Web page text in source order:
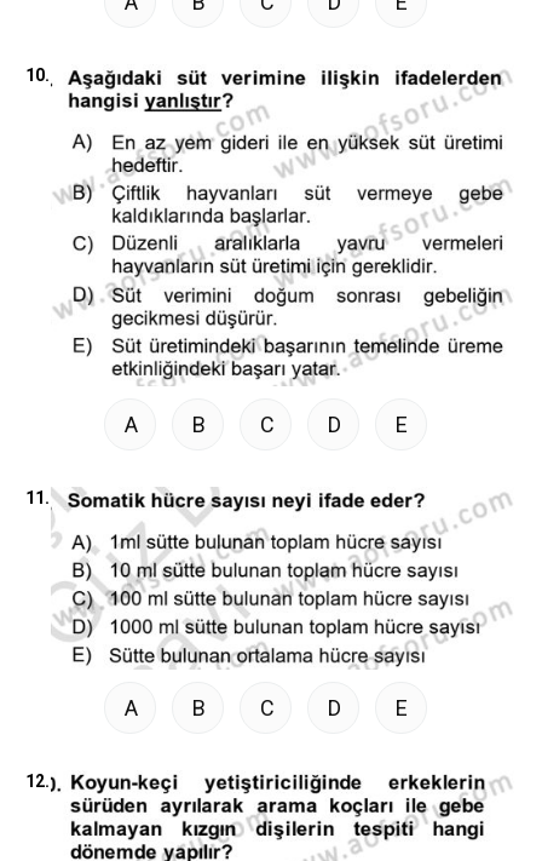
10.
A B C D E
11.
A B C D E
12.